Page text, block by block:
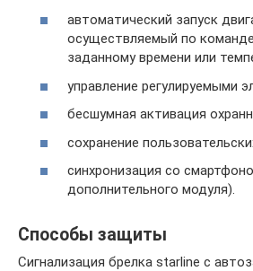
автоматический запуск
осуществляемый по
заданному времени или
управление регулируемыми
бесшумная активация
сохранение
синхронизация со
дополнительного модуля).
Способы защиты
Сигнализация брелка starline с